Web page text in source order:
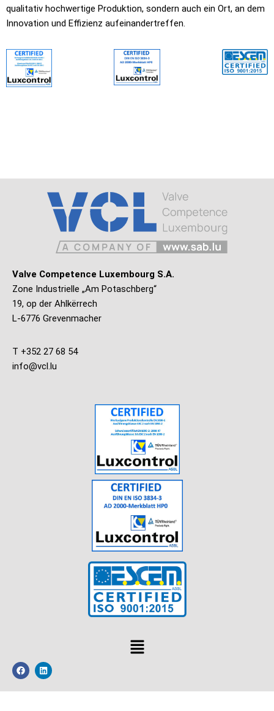
qualitativ hochwertige Produktion, sondern auch ein Ort, an dem
Innovation und Effizienz aufeinandertreffen.
Valve Competence Luxembourg S.A.
Zone Industrielle „Am Potaschberg“
19, op der Ahlkërrech
L-6776 Grevenmacher
T +352 27 68 54
info@vcl.lu